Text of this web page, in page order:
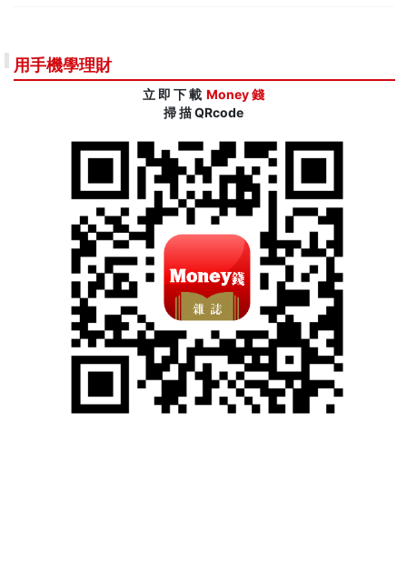
用手機學理財
立 即 下 載 Money 錢
掃 描 QRcode